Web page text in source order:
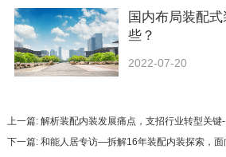
国内布局装配
些？
2022-07-20